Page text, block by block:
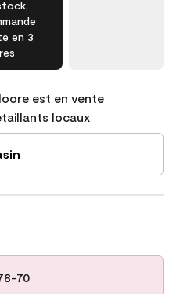
en 3
est en vente
locaux
70